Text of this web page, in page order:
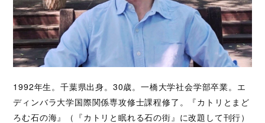
1992年生。千葉県出身。30歳。一橋大学社会学部卒業。エ
ディンバラ大学国際関係専攻修士課程修了。『カトリとまど
ろむ石の海』（『カトリと眠れる石の街』に改題して刊行）